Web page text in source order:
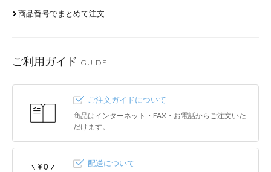
商品番号でまとめて注文
ご利用ガイド GUIDE
ご注文ガイドについて
商品はインターネット・FAX・お電話からご注文いた
だけます。
配送について